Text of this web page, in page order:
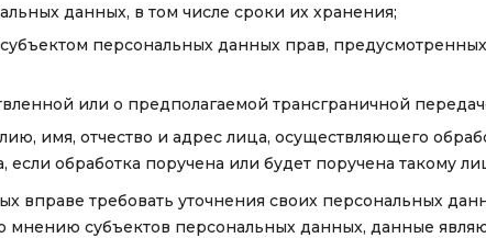
данных, в том числе сроки их хранения;
персональных данных прав,
или о предполагаемой трансграничной
имя, отчество и адрес лица, осуществляющего
обработка поручена или будет поручена такому
вправе требовать уточнения своих персональных
мнению субъектов персональных данных, данные